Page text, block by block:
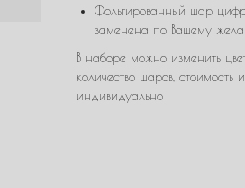
Фольгированный шар
заменена по Вашему
В наборе можно изменить
количество шаров, стоимость
индивидуально